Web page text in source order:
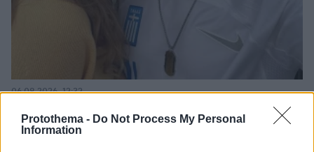
Protothema - Do Not Process My Personal
Information
Αφγανού: Πώς γνωρίσαμε τη Λίσα, γιατί
υποψιάστηκα ότι ήταν το πτώμα στη βαλίτσα
06.08.2026, 12:32